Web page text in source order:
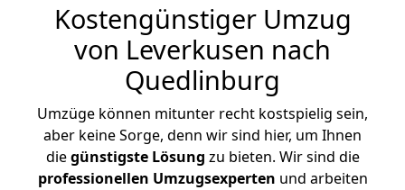
Kostengünstiger Umzug
von Leverkusen nach
Quedlinburg
Umzüge können mitunter recht kostspielig sein,
aber keine Sorge, denn wir sind hier, um Ihnen
diegünstigste Lösung zu bieten. Wir sind die
professionellen Umzugsexperten und arbeiten